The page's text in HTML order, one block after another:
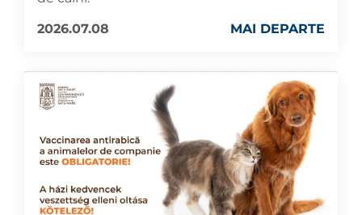
2026.07.08
MAI DEPARTE